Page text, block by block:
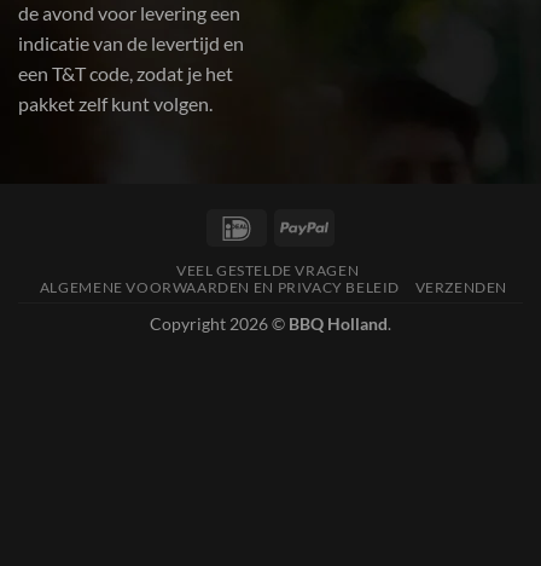
de avond voor levering een
indicatie van de levertijd en
een T&T code, zodat je het
pakket zelf kunt volgen.
IDeal
VEEL GESTELDE VRAGEN
ALGEMENE VOORWAARDEN EN PRIVACY BELEID
VERZENDEN
Copyright 2026 © BBQ Holland.